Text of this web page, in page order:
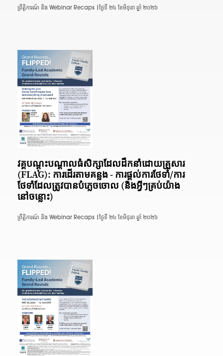
ព្រឹត្តិការណ៍ និង Webinar Recaps | ថ្ងៃទី ២៤ ខែមិថុនា ឆ្នាំ ២០២៦
វគ្គបណ្តុះបណ្តាលធំសិក្សាដែលដឹកនាំដោយគ្រួសារ
(FLAG): ការដើរតាមគន្លង - ការផ្តល់ការថែទាំ/ការ
ថែទាំដែលត្រូវបានបំភ្លេចចោល (និងអ្វីៗគ្រប់យ៉ាង
នៅចន្លោះ)
ព្រឹត្តិការណ៍ និង Webinar Recaps | ថ្ងៃទី ២៤ ខែមិថុនា ឆ្នាំ ២០២៦